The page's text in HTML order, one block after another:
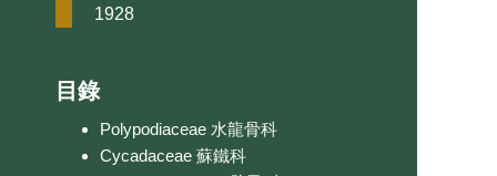
1928
目錄
Polypodiaceae 水龍骨科
Cycadaceae 蘇鐵科